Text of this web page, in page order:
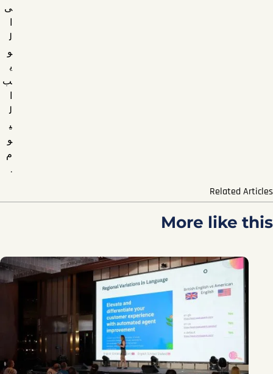
ى
ا
ل
و
ي
ب
ا
ل
ي
و
م
.
Related Articles
More like this